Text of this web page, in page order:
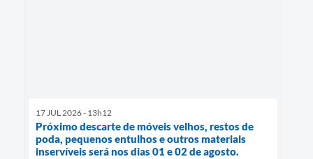
17 JUL 2026 - 13h12
Próximo descarte de móveis velhos, restos de
poda, pequenos entulhos e outros materiais
inservíveis será nos dias 01 e 02 de agosto.